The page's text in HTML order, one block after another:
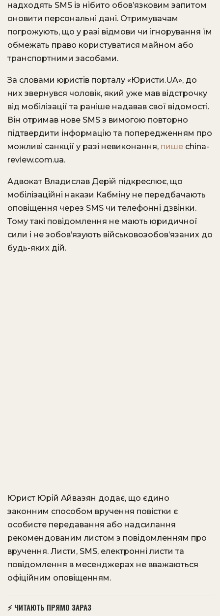
надходять SMS із нібито обов’язковим запитом
оновити персональні дані. Отримувачам
погрожують, що у разі відмови чи ігнорування їм
обмежать право користуватися майном або
транспортними засобами.
За словами юристів порталу «Юристи.UA», до
них звернувся чоловік, який уже мав відстрочку
від мобілізації та раніше надавав свої відомості.
Він отримав нове SMS з вимогою повторно
підтвердити інформацію та попередженням про
можливі санкції у разі невиконання, пише china-
review.com.ua.
Адвокат Владислав Дерій підкреслює, що
мобілізаційні накази Кабміну не передбачають
оповіщення через SMS чи телефонні дзвінки.
Тому такі повідомлення не мають юридичної
сили і не зобов’язують військовозобов’язаних до
будь-яких дій.
Юрист Юрій Айвазян додає, що єдино
законним способом вручення повістки є
особисте передавання або надсилання
рекомендованим листом з повідомленням про
вручення. Листи, SMS, електронні листи та
повідомлення в месенджерах не вважаються
офіційним оповіщенням.
⚡ ЧИТАЮТЬ ПРЯМО ЗАРАЗ